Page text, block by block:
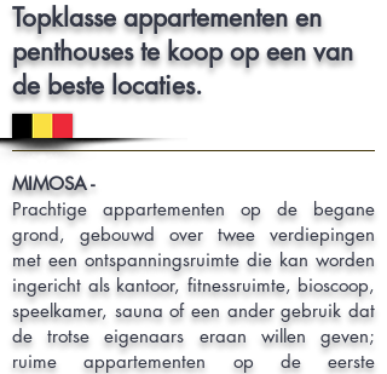
Topklasse appartementen en
penthouses te koop op een van
de beste locaties.
MIMOSA -
Prachtige appartementen op de begane
grond, gebouwd over twee verdiepingen
met een ontspanningsruimte die kan worden
ingericht als kantoor, fitnessruimte, bioscoop,
speelkamer, sauna of een ander gebruik dat
de trotse eigenaars eraan willen geven;
ruime appartementen op de eerste